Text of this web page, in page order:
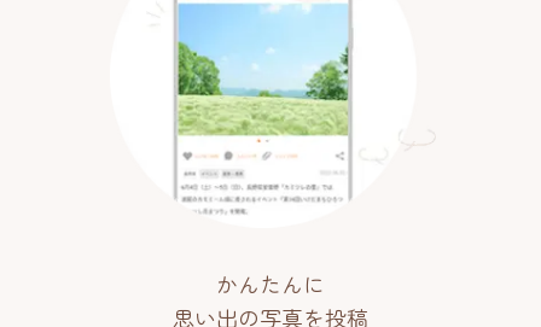
かんたんに
思い出の写真を投稿